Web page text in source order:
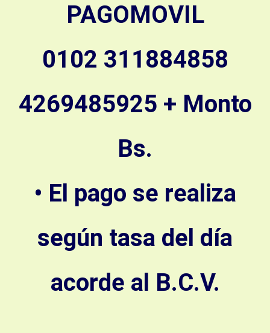
PAGOMOVIL
0102 311884858
4269485925 + Monto
Bs.
• El pago se realiza
según tasa del día
acorde al B.C.V.